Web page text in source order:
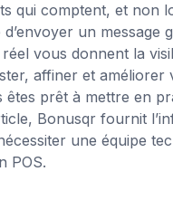
qui comptent, et non
un message
vous donnent la
affiner et améliorer
êtes prêt à mettre en
Bonusqr fournit
une équipe
POS.